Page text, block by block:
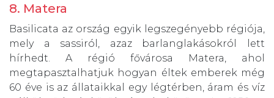
8. Matera
Basilicata az ország egyik legszegényebb régiója,
mely a sassiról, azaz barlanglakásokról lett
hírhedt. A régió fővárosa Matera, ahol
megtapasztalhatjuk hogyan éltek emberek még
60 éve is az állataikkal egy légtérben, áram és víz